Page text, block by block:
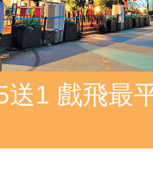
送1 戲飛最